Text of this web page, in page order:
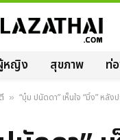
หญิง สุขภาพ ท่
» “บุ๋ม ปนัดดา” เห็นใจ “มิ้ง” หลัง